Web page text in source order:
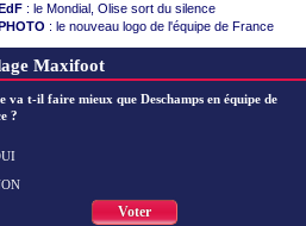
: le Mondial, Olise sort du silence
: le nouveau logo de l'équipe de France
: Zidane et l'argent, les mots de Diallo
: Zidane pense déjà à un retour de Mendy
: le message de Mbappé à Zidane
Maxifoot
va t-il faire mieux que Deschamps en équipe de
?
Voter